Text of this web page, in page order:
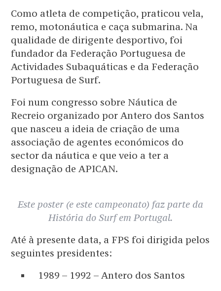
Como atleta de competição, praticou vela,
remo, motonáutica e caça submarina. Na
qualidade de dirigente desportivo, foi
fundador da Federação Portuguesa de
Actividades Subaquáticas e da Federação
Portuguesa de Surf.
Foi num congresso sobre Náutica de
Recreio organizado por Antero dos Santos
que nasceu a ideia de criação de uma
associação de agentes económicos do
sector da náutica e que veio a ter a
designação de APICAN.
Este poster (e este campeonato) faz parte da
História do Surf em Portugal.
Até à presente data, a FPS foi dirigida pelos
seguintes presidentes:
1989 – 1992 – Antero dos Santos